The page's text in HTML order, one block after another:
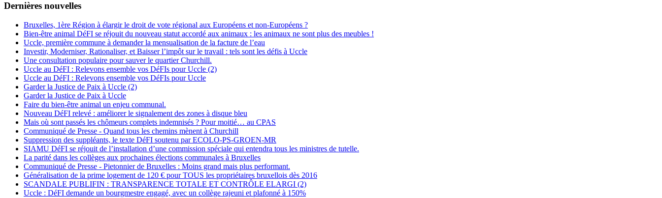
Dernières nouvelles
Bruxelles, 1ère Région à élargir le droit de vote régional aux Européens et non-Européens ?
Bien-être animal DéFI se réjouit du nouveau statut accordé aux animaux : les animaux ne sont plus des meubles !
Uccle, première commune à demander la mensualisation de la facture de l’eau
Investir, Moderniser, Rationaliser, et Baisser l’impôt sur le travail : tels sont les défis à Uccle
Une consultation populaire pour sauver le quartier Churchill.
Uccle au DéFI : Relevons ensemble vos DéFIs pour Uccle (2)
Uccle au DéFI : Relevons ensemble vos DéFIs pour Uccle
Garder la Justice de Paix à Uccle (2)
Garder la Justice de Paix à Uccle
Faire du bien-être animal un enjeu communal.
Nouveau DéFI relevé : améliorer le signalement des zones à disque bleu
Mais où sont passés les chômeurs complets indemnisés ? Pour moitié… au CPAS
Communiqué de Presse - Quand tous les chemins mènent à Churchill
Suppression des suppléants, le texte DéFI soutenu par ECOLO-PS-GROEN-MR
SIAMU DéFI se réjouit de l’installation d’une commission spéciale qui entendra tous les ministres de tutelle.
La parité dans les collèges aux prochaines élections communales à Bruxelles
Communiqué de Presse - Pietonnier de Bruxelles : Moins grand mais plus performant.
Généralisation de la prime logement de 120 € pour TOUS les propriétaires bruxellois dès 2016
SCANDALE PUBLIFIN : TRANSPARENCE TOTALE ET CONTRÔLE ELARGI (2)
Uccle : DéFI demande un bourgmestre engagé, avec un collège rajeuni et plafonné à 150%